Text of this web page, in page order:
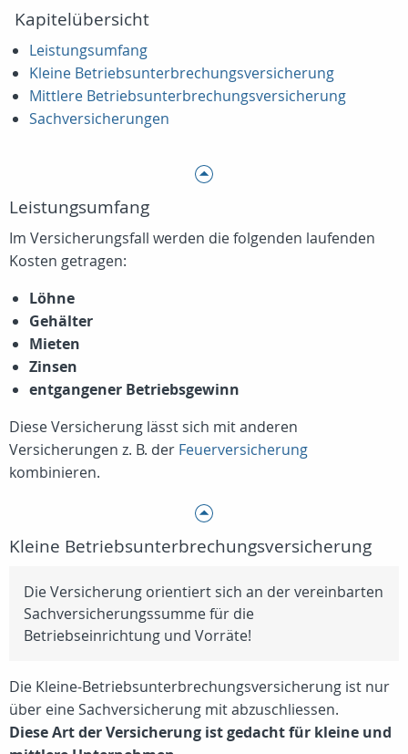
Kapitelübersicht
Leistungsumfang
Kleine Betriebsunterbrechungsversicherung
Mittlere Betriebsunterbrechungsversicherung
Sachversicherungen
Leistungsumfang
Im Versicherungsfall werden die folgenden laufenden
Kosten getragen:
Löhne
Gehälter
Mieten
Zinsen
entgangener Betriebsgewinn
Diese Versicherung lässt sich mit anderen
Versicherungen z. B. der Feuerversicherung
kombinieren.
Kleine Betriebsunterbrechungsversicherung
Die Versicherung orientiert sich an der vereinbarten
Sachversicherungssumme für die
Betriebseinrichtung und Vorräte!
Die Kleine-Betriebsunterbrechungsversicherung ist nur
über eine Sachversicherung mit abzuschliessen.
Diese Art der Versicherung ist gedacht für kleine und